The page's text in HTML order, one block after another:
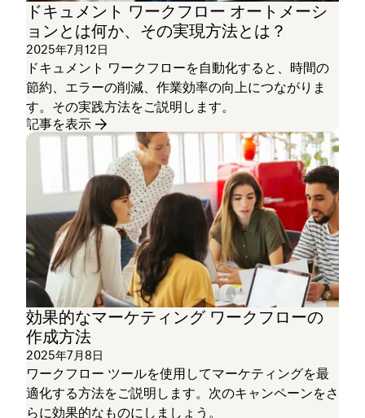
ドキュメント ワークフロー オートメーシ
ョンとは何か、その実現方法とは？
2025年7月12日
ドキュメント ワークフローを自動化すると、時間の
節約、エラーの削減、作業効率の向上につながりま
す。その実践方法をご説明します。
記事を表示
効果的なマーケティング ワークフローの
作成方法
2025年7月8日
ワークフロー ツールを使用してマーケティングを最
適化する方法をご説明します。次のキャンペーンをさ
らに効果的なものにしましょう。